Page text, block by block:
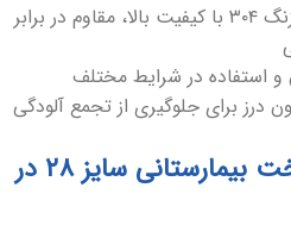
ساخته شده از استیل ضدزنگ ۳۰۴ با کیفیت بالا، مقاوم در برابر
استفاده در شرایط مختلف
درز برای جلوگیری از تجمع آلودگی
ویژگی‌های بارز سینی تخت بیمارستانی سایز ۲۸ در